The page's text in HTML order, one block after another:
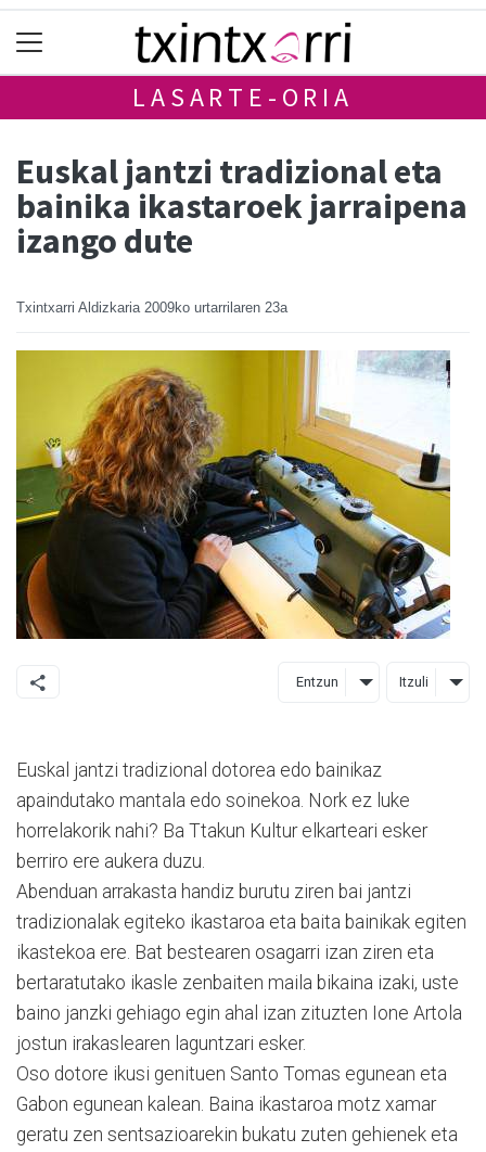
LASARTE-ORIA
Euskal jantzi tradizional eta
bainika ikastaroek jarraipena
izango dute
Txintxarri Aldizkaria 2009ko urtarrilaren 23a
Entzun Itzuli
Euskal jantzi tradizional dotorea edo bainikaz
apaindutako mantala edo soinekoa. Nork ez luke
horrelakorik nahi? Ba Ttakun Kultur elkarteari esker
berriro ere aukera duzu.
Abenduan arrakasta handiz burutu ziren bai jantzi
tradizionalak egiteko ikastaroa eta baita bainikak egiten
ikastekoa ere. Bat bestearen osagarri izan ziren eta
bertaratutako ikasle zenbaiten maila bikaina izaki, uste
baino janzki gehiago egin ahal izan zituzten Ione Artola
jostun irakaslearen laguntzari esker.
Oso dotore ikusi genituen Santo Tomas egunean eta
Gabon egunean kalean. Baina ikastaroa motz xamar
geratu zen sentsazioarekin bukatu zuten gehienek eta